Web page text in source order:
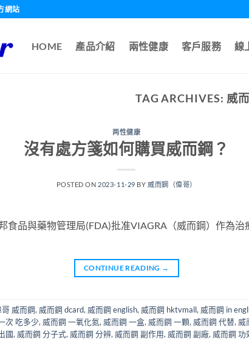
網站
HOME 產品介紹 兩性健康 客戶服務 線
TAG ARCHIVES: 威
两性健康
沒有處方箋如何購買威而鋼？
POSTED ON 2023-11-29 BY 威而鋼（偉哥）
食品與藥物管理局(FDA)批准VIAGRA（威而鋼）作為
CONTINUE READING →
哥 威而鋼, 威而鋼 dcard, 威而鋼 english, 威而鋼 hktvmall, 威而鋼 in
次 吃多少, 威而鋼 一氧化氮, 威而鋼 一盒, 威而鋼 一顆, 威而鋼 代替, 威
國, 威而鋼 分子式, 威而鋼 分辨, 威而鋼 副作用, 威而鋼 副廠, 威而鋼 功